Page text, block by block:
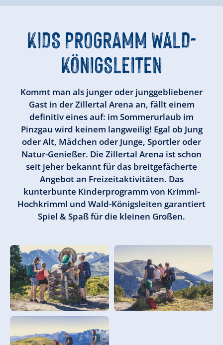
KIDS PROGRAMMWALD-
KÖNIGSLEITEN
Kommt man als junger oder junggebliebener
Gast in der Zillertal Arena an, fällt einem
definitiv eines auf: im Sommerurlaub im
Pinzgau wird keinem langweilig! Egal ob Jung
oder Alt, Mädchen oder Junge, Sportler oder
Natur-Genießer. Die Zillertal Arena ist schon
seit jeher bekannt für das breitgefächerte
Angebot an Freizeitaktivitäten. Das
kunterbunte Kinderprogramm von Krimml-
Hochkrimml und Wald-Königsleiten garantiert
Spiel & Spaß für die kleinen Großen.